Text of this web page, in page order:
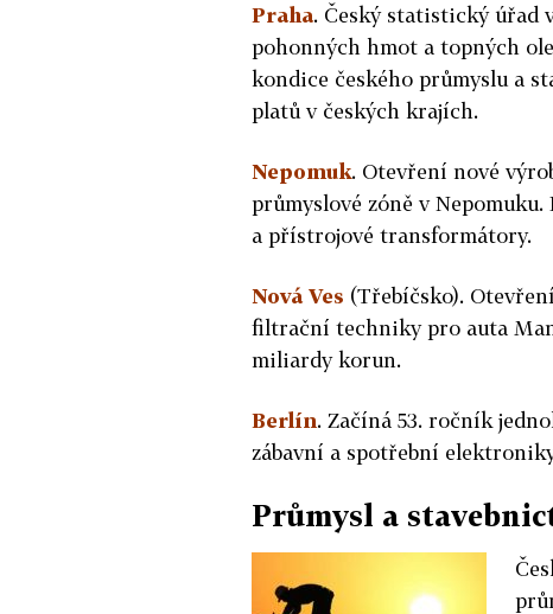
Praha. Český statistický úřad
pohonných hmot a topných
kondice českého průmyslu a
platů v českých krajích.
Nepomuk. Otevření nové
průmyslové zóně v
a přístrojové transformátory.
Nová Ves (Třebíčsko).
filtrační techniky pro auta
miliardy korun.
Berlín. Začíná 53. ročník
zábavní a spotřební
Průmysl a